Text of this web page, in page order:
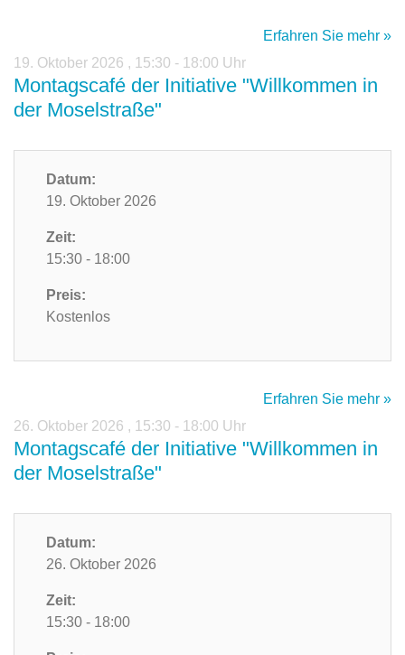
Erfahren Sie mehr »
19. Oktober 2026 , 15:30 - 18:00 Uhr
Montagscafé der Initiative "Willkommen in
der Moselstraße"
Datum:
19. Oktober 2026
Zeit:
15:30 - 18:00
Preis:
Kostenlos
Erfahren Sie mehr »
26. Oktober 2026 , 15:30 - 18:00 Uhr
Montagscafé der Initiative "Willkommen in
der Moselstraße"
Datum:
26. Oktober 2026
Zeit:
15:30 - 18:00